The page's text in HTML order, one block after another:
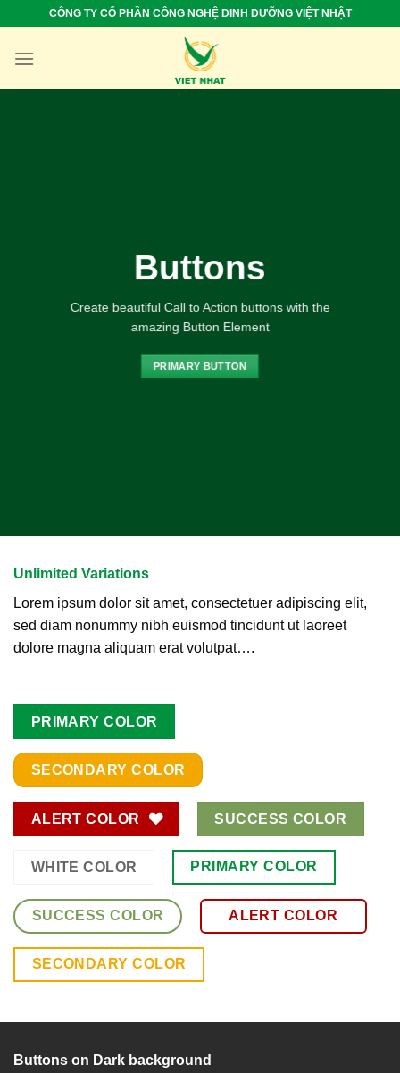
content
CÔNG TY CỔ PHẦN CÔNG NGHỆ DINH DƯỠNG VIỆT NHẬT
Buttons
Create beautiful Call to Action buttons with the
amazing Button Element
PRIMARY BUTTON
Unlimited Variations
Lorem ipsum dolor sit amet, consectetuer adipiscing elit,
sed diam nonummy nibh euismod tincidunt ut laoreet
dolore magna aliquam erat volutpat….
PRIMARY COLOR
SECONDARY COLOR
ALERT COLOR SUCCESS COLOR
WHITE COLOR PRIMARY COLOR
SUCCESS COLOR ALERT COLOR
SECONDARY COLOR
Buttons on Dark background